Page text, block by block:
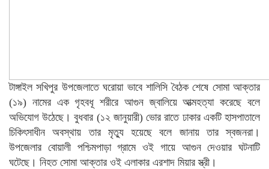
টাঙ্গাইল সখিপুর উপজেলাতে ঘরোয়া ভাবে শালিসি বৈঠক শেষে সোমা আক্তার
(১৯) নামের এক গৃহবধূ শরীরে আগুন জ্বালিয়ে আত্মহত্যা করেছে বলে
অভিযোগ উঠেছে। বুধবার (১২ জানুয়ারী) ভোর রাতে ঢাকার একটি হাসপাতালে
চিকিৎসাধীন অবস্থায় তার মৃত্যু হয়েছে বলে জানায় তার স্বজনরা।
উপজেলার বোয়ালী পশ্চিমপাড়া গ্রামে ওই গায়ে আগুন দেওয়ার ঘটনাটি
ঘটেছে। নিহত সোমা আক্তার ওই এলাকার এরশাদ মিয়ার স্ত্রী।